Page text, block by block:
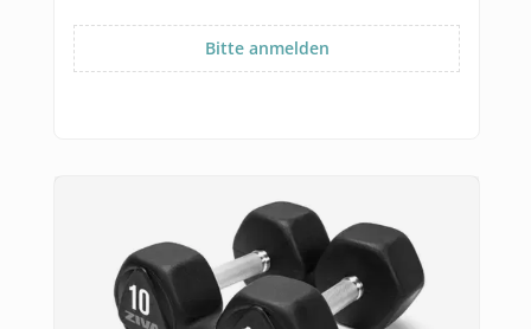
Bitte anmelden